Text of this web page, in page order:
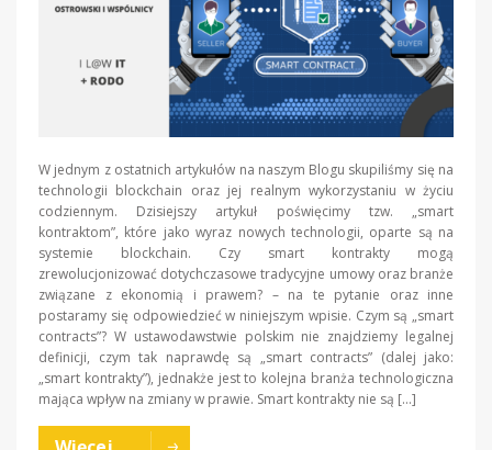
W jednym z ostatnich artykułów na naszym Blogu skupiliśmy się na
technologii blockchain oraz jej realnym wykorzystaniu w życiu
codziennym. Dzisiejszy artykuł poświęcimy tzw. „smart
kontraktom”, które jako wyraz nowych technologii, oparte są na
systemie blockchain. Czy smart kontrakty mogą
zrewolucjonizować dotychczasowe tradycyjne umowy oraz branże
związane z ekonomią i prawem? – na te pytanie oraz inne
postaramy się odpowiedzieć w niniejszym wpisie. Czym są „smart
contracts”? W ustawodawstwie polskim nie znajdziemy legalnej
definicji, czym tak naprawdę są „smart contracts” (dalej jako:
„smart kontrakty”), jednakże jest to kolejna branża technologiczna
mająca wpływ na zmiany w prawie. Smart kontrakty nie są […]